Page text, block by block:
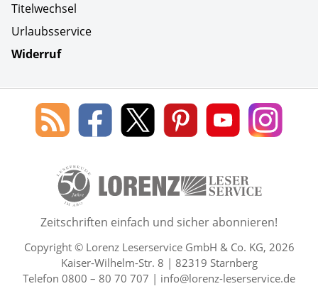
Titelwechsel
Urlaubsservice
Widerruf
Social Media
Blog
des
Leserservice
Lorenz
Leserservice
Lorenz
Leserservice
Lorenz
Leserservice
Lorenz
Leserservice
Lorenz
50 Lesefreude im Abo Jahre
Zeitschriften einfach und sicher abonnieren!
Copyright © Lorenz Leserservice GmbH & Co. KG, 2026
Kaiser-Wilhelm-Str. 8 | 82319 Starnberg
Telefon 0800 – 80 70 707 | info@lorenz-leserservice.de